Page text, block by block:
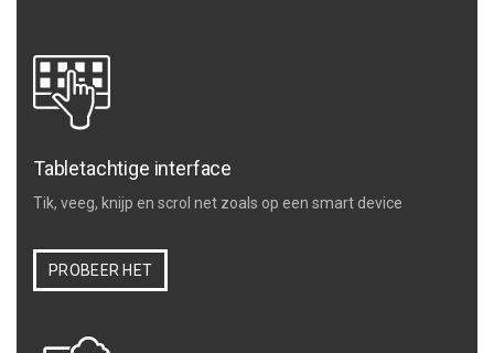
Tabletachtige interface
Tik, veeg, knijp en scrol net zoals op een smart device
PROBEER HET